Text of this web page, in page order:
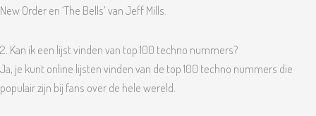
New Order en ‘The Bells’ van Jeff Mills.
2. Kan ik een lijst vinden van top 100 techno nummers?
Ja, je kunt online lijsten vinden van de top 100 techno nummers die
populair zijn bij fans over de hele wereld.